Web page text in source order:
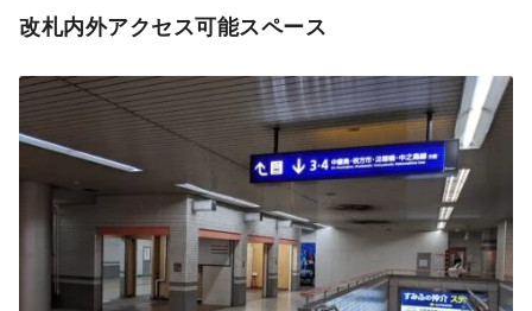
改札内外アクセス可能スペース